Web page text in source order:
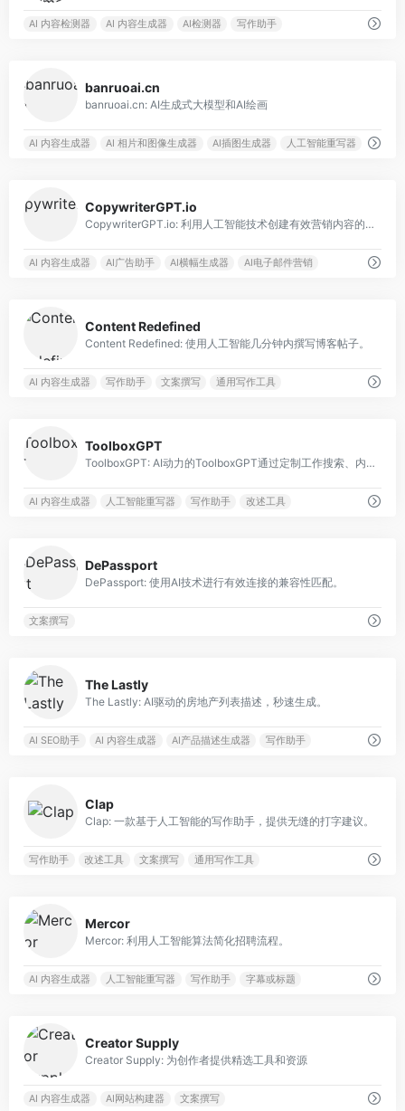
AI 内容检测器 AI 内容生成器 AI检测器 写作助手
banruoai.cn
banruoai.cn: AI生成式大模型和AI绘画
AI 内容生成器 AI 相片和图像生成器 AI插图生成器 人工智能重写器
CopywriterGPT.io
CopywriterGPT.io: 利用人工智能技术创建有效营销内容的工具。
AI 内容生成器 AI广告助手 AI横幅生成器 AI电子邮件营销
Content Redefined
Content Redefined: 使用人工智能几分钟内撰写博客帖子。
AI 内容生成器 写作助手 文案撰写 通用写作工具
ToolboxGPT
ToolboxGPT: AI动力的ToolboxGPT通过定制工作搜索、内容生成和提示工程来提高生产力。
AI 内容生成器 人工智能重写器 写作助手 改述工具
DePassport
DePassport: 使用AI技术进行有效连接的兼容性匹配。
文案撰写
The Lastly
The Lastly: AI驱动的房地产列表描述，秒速生成。
AI SEO助手 AI 内容生成器 AI产品描述生成器 写作助手
Clap
Clap: 一款基于人工智能的写作助手，提供无缝的打字建议。
写作助手 改述工具 文案撰写 通用写作工具
Mercor
Mercor: 利用人工智能算法简化招聘流程。
AI 内容生成器 人工智能重写器 写作助手 字幕或标题
Creator Supply
Creator Supply: 为创作者提供精选工具和资源
AI 内容生成器 AI网站构建器 文案撰写